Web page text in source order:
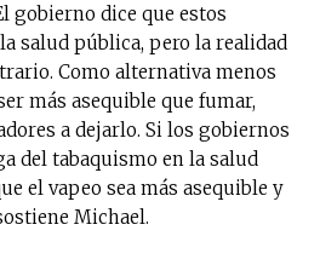
gobierno dice que estos
salud pública, pero la realidad
Como alternativa menos
más asequible que fumar,
a dejarlo. Si los gobiernos
del tabaquismo en la salud
el vapeo sea más asequible y
Michael.